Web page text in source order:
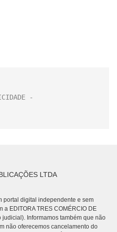
LTDA
portal digital independente e sem
EDITORA TRES COMÉRCIO DE
judicial). Informamos também que não
não oferecemos cancelamento do